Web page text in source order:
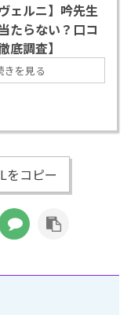
ェルニ】吟先生
たらない？口コ
底調査】
きを見る
をコピー